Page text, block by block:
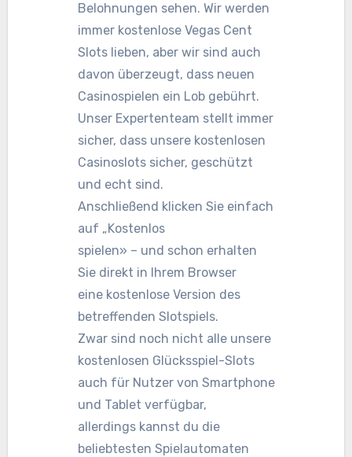
Belohnungen sehen. Wir werden
immer kostenlose Vegas Cent
Slots lieben, aber wir sind auch
davon überzeugt, dass neuen
Casinospielen ein Lob gebührt.
Unser Expertenteam stellt immer
sicher, dass unsere kostenlosen
Casinoslots sicher, geschützt
und echt sind.
Anschließend klicken Sie einfach
auf „Kostenlos
spielen» – und schon erhalten
Sie direkt in Ihrem Browser
eine kostenlose Version des
betreffenden Slotspiels.
Zwar sind noch nicht alle unsere
kostenlosen Glücksspiel-Slots
auch für Nutzer von Smartphone
und Tablet verfügbar,
allerdings kannst du die
beliebtesten Spielautomaten